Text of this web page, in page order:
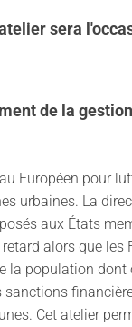
sera
de la
Européen pour
urbaines. La
aux États
alors que
la population
Cet atelier